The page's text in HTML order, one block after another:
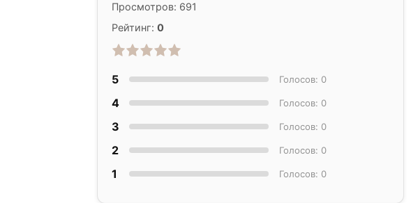
Просмотров: 691
Рейтинг: 0
5 Голосов: 0
4 Голосов: 0
3 Голосов: 0
2 Голосов: 0
1 Голосов: 0